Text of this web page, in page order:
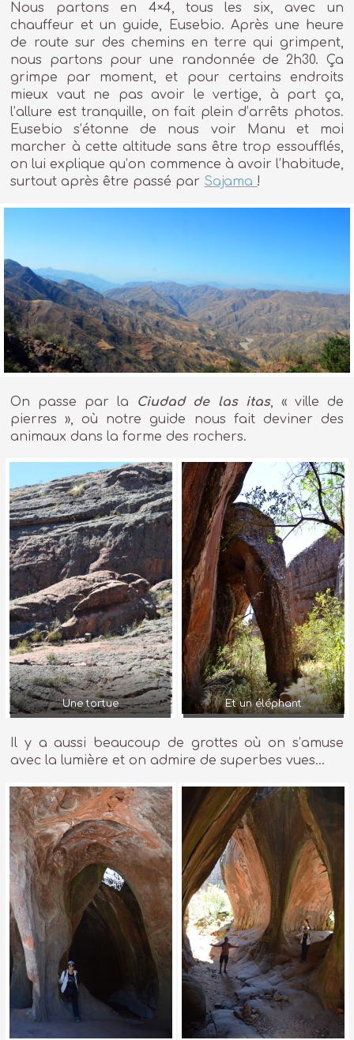
Nous partons en 4×4, tous les six, avec un
chauffeur et un guide, Eusebio. Après une heure
de route sur des chemins en terre qui grimpent,
nous partons pour une randonnée de 2h30. Ça
grimpe par moment, et pour certains endroits
mieux vaut ne pas avoir le vertige, à part ça,
l’allure est tranquille, on fait plein d’arrêts photos.
Eusebio s’étonne de nous voir Manu et moi
marcher à cette altitude sans être trop essoufflés,
on lui explique qu’on commence à avoir l’habitude,
surtout après être passé par Sajama !
On passe par la Ciudad de las itas, « ville de
pierres », où notre guide nous fait deviner des
animaux dans la forme des rochers.
Une tortue Et un éléphant
Il y a aussi beaucoup de grottes où on s’amuse
avec la lumière et on admire de superbes vues…